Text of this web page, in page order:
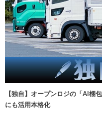
【独自】オープンロジの「AI梱
にも活用本格化